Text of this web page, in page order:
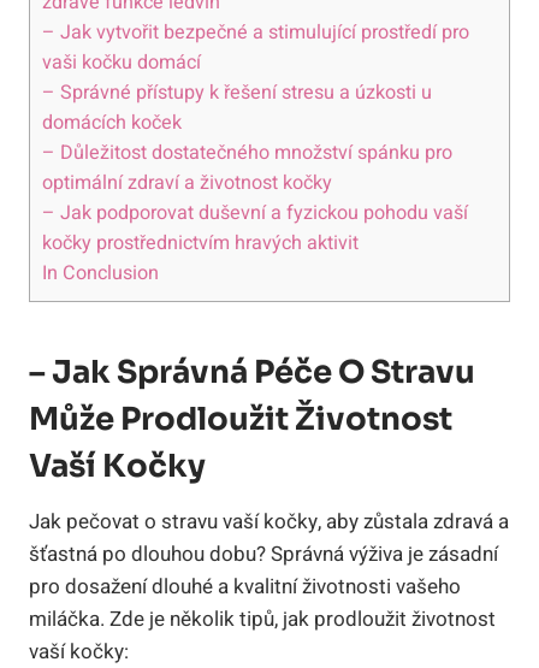
– Jak vytvořit bezpečné a stimulující prostředí pro
vaši kočku domácí
– Správné přístupy k řešení stresu a úzkosti u
domácích koček
– Důležitost dostatečného množství spánku pro
optimální zdraví a životnost kočky
– Jak podporovat duševní a fyzickou pohodu vaší
kočky prostřednictvím hravých aktivit
In Conclusion
– Jak Správná Péče O Stravu
Může Prodloužit Životnost
Vaší Kočky
Jak pečovat o stravu vaší kočky, aby zůstala zdravá a
šťastná po dlouhou dobu? Správná výživa je zásadní
pro dosažení dlouhé a kvalitní životnosti vašeho
miláčka. Zde je několik tipů, jak prodloužit životnost
vaší kočky: